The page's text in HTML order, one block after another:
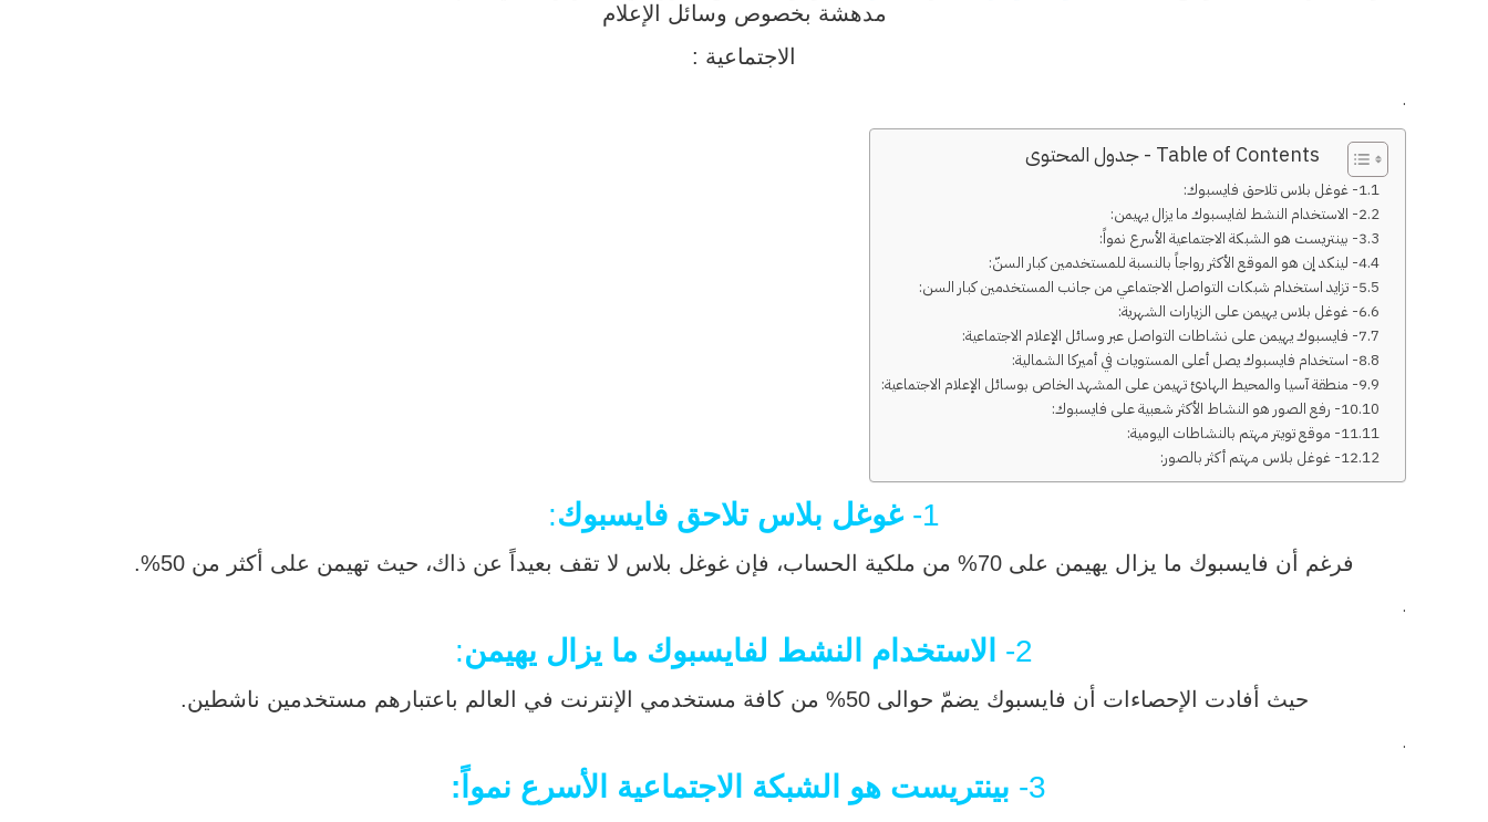
مدهشة بخصوص وسائل الإعلام
الاجتماعية :
.
Table of Contents - جدول المحتوى
1- غوغل بلاس تلاحق فايسبوك:
2- الاستخدام النشط لفايسبوك ما يزال يهيمن:
3- بينتريست هو الشبكة الاجتماعية الأسرع نمواً:
4- لينكد إن هو الموقع الأكثر رواجاً بالنسبة للمستخدمين كبار السنّ:
5- تزايد استخدام شبكات التواصل الاجتماعي من جانب المستخدمين كبار السن:
6- غوغل بلاس يهيمن على الزيارات الشهرية:
7- فايسبوك يهيمن على نشاطات التواصل عبر وسائل الإعلام الاجتماعية:
8- استخدام فايسبوك يصل أعلى المستويات في أميركا الشمالية:
9- منطقة آسيا والمحيط الهادئ تهيمن على المشهد الخاص بوسائل الإعلام الاجتماعية:
10- رفع الصور هو النشاط الأكثر شعبية على فايسبوك:
11- موقع تويتر مهتم بالنشاطات اليومية:
12- غوغل بلاس مهتم أكثر بالصور:
1- غوغل بلاس تلاحق فايسبوك:
فرغم أن فايسبوك ما يزال يهيمن على 70% من ملكية الحساب، فإن غوغل بلاس لا تقف بعيداً عن ذاك، حيث تهيمن على أكثر من 50%.
.
2- الاستخدام النشط لفايسبوك ما يزال يهيمن:
حيث أفادت الإحصاءات أن فايسبوك يضمّ حوالى 50% من كافة مستخدمي الإنترنت في العالم باعتبارهم مستخدمين ناشطين.
.
3- بينتريست هو الشبكة الاجتماعية الأسرع نمواً: